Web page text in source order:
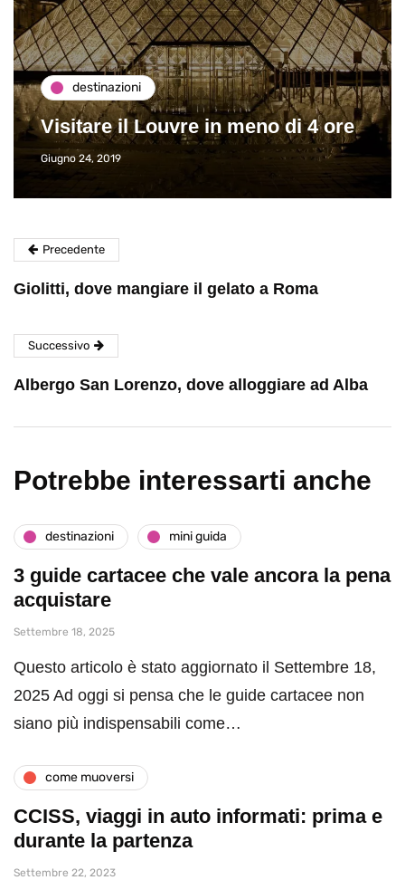
destinazioni
Visitare il Louvre in meno di 4 ore
Giugno 24, 2019
Precedente
Giolitti, dove mangiare il gelato a Roma
Successivo
Albergo San Lorenzo, dove alloggiare ad Alba
Potrebbe interessarti anche
destinazioni mini guida
3 guide cartacee che vale ancora la pena
acquistare
Settembre 18, 2025
Questo articolo è stato aggiornato il Settembre 18,
2025 Ad oggi si pensa che le guide cartacee non
siano più indispensabili come…
come muoversi
CCISS, viaggi in auto informati: prima e
durante la partenza
Settembre 22, 2023